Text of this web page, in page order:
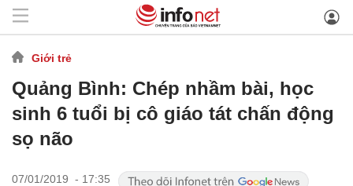
Giới trẻ
Quảng Bình: Chép nhầm bài, học
sinh 6 tuổi bị cô giáo tát chấn động
sọ não
07/01/2019 - 17:35